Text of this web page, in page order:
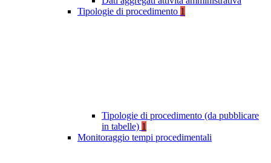
Tipologie di procedimento 1
Tipologie di procedimento (da pubblicare
in tabelle) 1
Monitoraggio tempi procedimentali